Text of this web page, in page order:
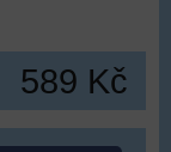
589 Kč